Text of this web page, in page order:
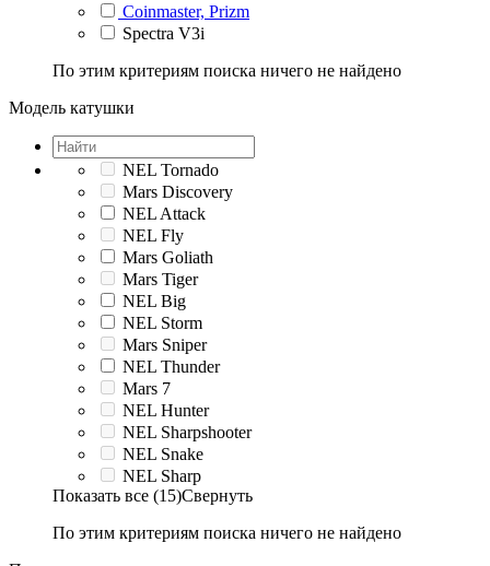
Coinmaster, Prizm
Spectra V3i
По этим критериям поиска ничего не найдено
Модель катушки
NEL Tornado
Mars Discovery
NEL Attack
NEL Fly
Mars Goliath
Mars Tiger
NEL Big
NEL Storm
Mars Sniper
NEL Thunder
Mars 7
NEL Hunter
NEL Sharpshooter
NEL Snake
NEL Sharp
Показать все (15)Свернуть
По этим критериям поиска ничего не найдено